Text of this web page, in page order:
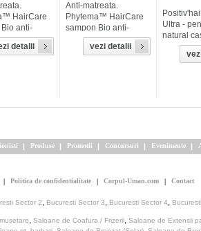
HairCare
anti-
ce combina
pentru a
scalpul...
detalii
Anti-matreata.
Phytema™ HairCare
sampon Bio anti-
matreata ce combina
Zinc PCA pentru a
calmeaza scalpul...
vezi detalii
Ultra -
natural
mediu
Produse Promotii Concursuri Evenimente
Politica de confidentialitate Corpul-Uman.com Contact
Sector 2, Bucuresti Sector 3, Bucuresti Sector 4,
, Saloane de Coafura / Frizerii, Saloane de Extensii